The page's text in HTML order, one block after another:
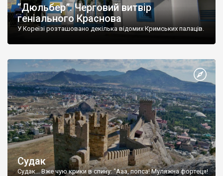
“Дюльбер”. Черговий витвір
геніального Краснова
У Кореїзі розташовано декілька відомих Кримських палаців.
Судак
Судак... Вже чую крики в спину: "Ааа, попса! Муляжна фортеця!